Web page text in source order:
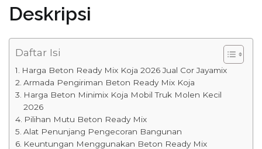
Deskripsi
Daftar Isi
Harga Beton Ready Mix Koja 2026 Jual Cor Jayamix
Armada Pengiriman Beton Ready Mix Koja
Harga Beton Minimix Koja Mobil Truk Molen Kecil
2026
Pilihan Mutu Beton Ready Mix
Alat Penunjang Pengecoran Bangunan
Keuntungan Menggunakan Beton Ready Mix